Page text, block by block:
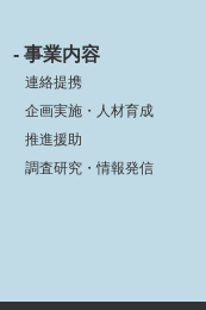
- 事業内容
連絡提携
企画実施・人材育成
推進援助
調査研究・情報発信